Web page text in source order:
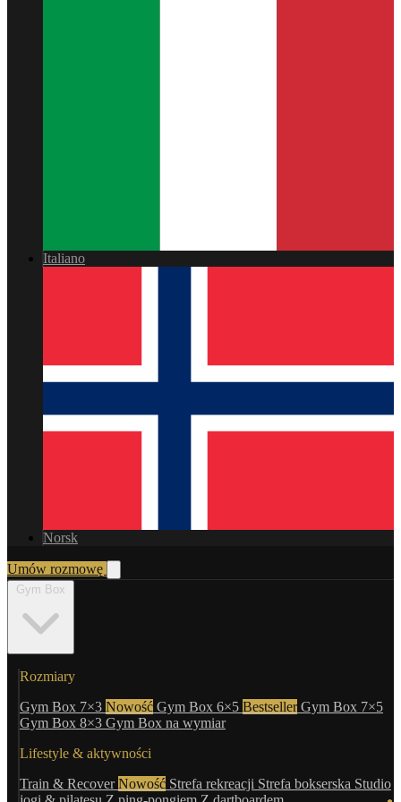
Italiano
Norsk
Umów rozmowę
Gym Box
Rozmiary
Gym Box 7×3 Nowość Gym Box 6×5 Bestseller Gym Box 7×5
Gym Box 8×3 Gym Box na wymiar
Lifestyle & aktywności
Train & Recover Nowość Strefa rekreacji Strefa bokserska Studio